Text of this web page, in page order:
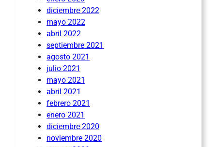
diciembre 2022
mayo 2022
abril 2022
septiembre 2021
agosto 2021
julio 2021
mayo 2021
abril 2021
febrero 2021
enero 2021
diciembre 2020
noviembre 2020